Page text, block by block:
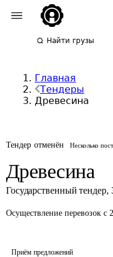
Найти грузы
Главная
Тендеры
Древесина
Тендер отменён Несколько
Древесина
Государственный тендер,
Осуществление перевозок с
Приём предложений